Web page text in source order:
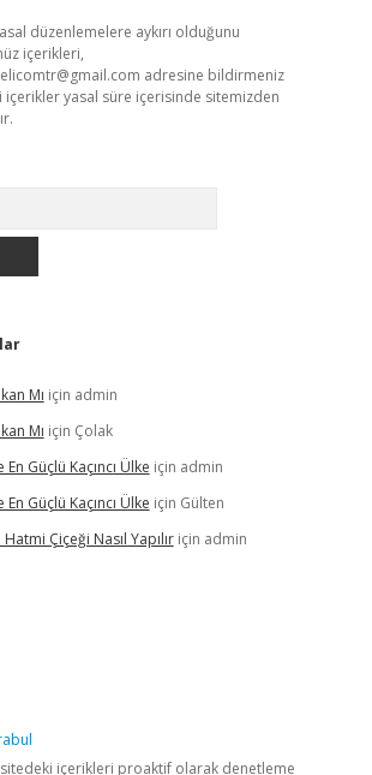
düzenlemelere aykırı olduğunu
içerikleri,
adresine bildirmeniz
içerikler yasal süre içerisinde sitemizden
Mı için admin
Mı için Çolak
Güçlü Kaçıncı Ülke için admin
Güçlü Kaçıncı Ülke için Gülten
Çiçeği Nasıl Yapılıriçin admin
sitedeki içerikleri proaktif olarak denetleme